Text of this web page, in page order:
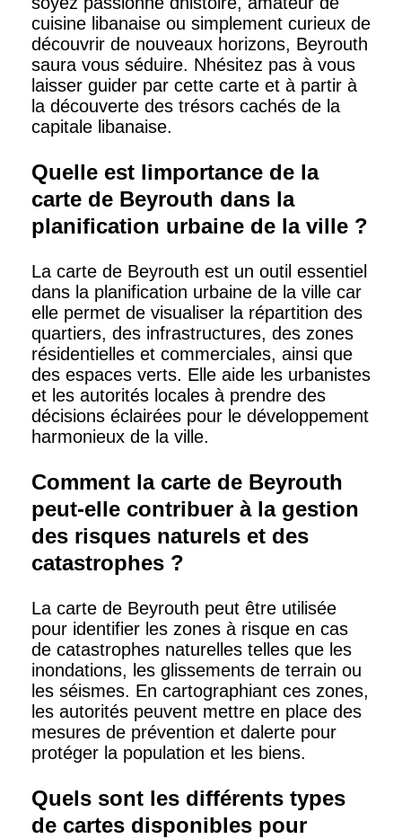
cuisine libanaise ou simplement curieux de
découvrir de nouveaux horizons, Beyrouth
saura vous séduire. Nhésitez pas à vous
laisser guider par cette carte et à partir à
la découverte des trésors cachés de la
capitale libanaise.
Quelle est limportance de la
carte de Beyrouth dans la
planification urbaine de la ville ?
La carte de Beyrouth est un outil essentiel
dans la planification urbaine de la ville car
elle permet de visualiser la répartition des
quartiers, des infrastructures, des zones
résidentielles et commerciales, ainsi que
des espaces verts. Elle aide les urbanistes
et les autorités locales à prendre des
décisions éclairées pour le développement
harmonieux de la ville.
Comment la carte de Beyrouth
peut-elle contribuer à la gestion
des risques naturels et des
catastrophes ?
La carte de Beyrouth peut être utilisée
pour identifier les zones à risque en cas
de catastrophes naturelles telles que les
inondations, les glissements de terrain ou
les séismes. En cartographiant ces zones,
les autorités peuvent mettre en place des
mesures de prévention et dalerte pour
protéger la population et les biens.
Quels sont les différents types
de cartes disponibles pour